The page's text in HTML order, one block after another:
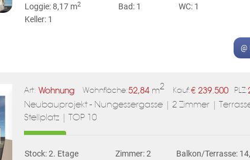
Loggie: 8,17 m2 Bad: 1
WC: 1
Keller: 1
@
Art: Wohnung Wohnfläche:52,84 m2 Kauf:€ 239.500 PLZ:
Neubauprojekt - Nungessergasse | 2 Zimmer |
Stellplatz | TOP 10
Stock: 2. Etage Zimmer: 2 Balkon/Terrasse: